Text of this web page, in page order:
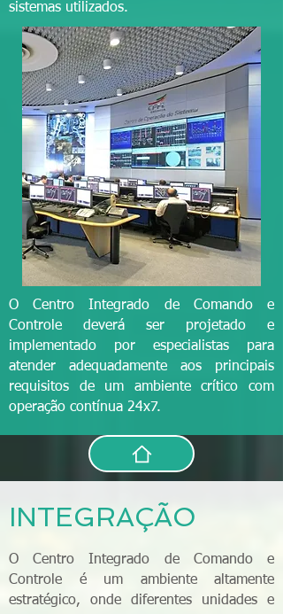
sistemas utilizados.
O Centro Integrado de Comando e
Controle deverá ser projetado e
implementado por especialistas para
atender adequadamente aos principais
requisitos de um ambiente crítico com
operação contínua 24x7.
INTEGRAÇÃO
O Centro Integrado de Comando e
Controle é um ambiente altamente
estratégico, onde diferentes unidades e